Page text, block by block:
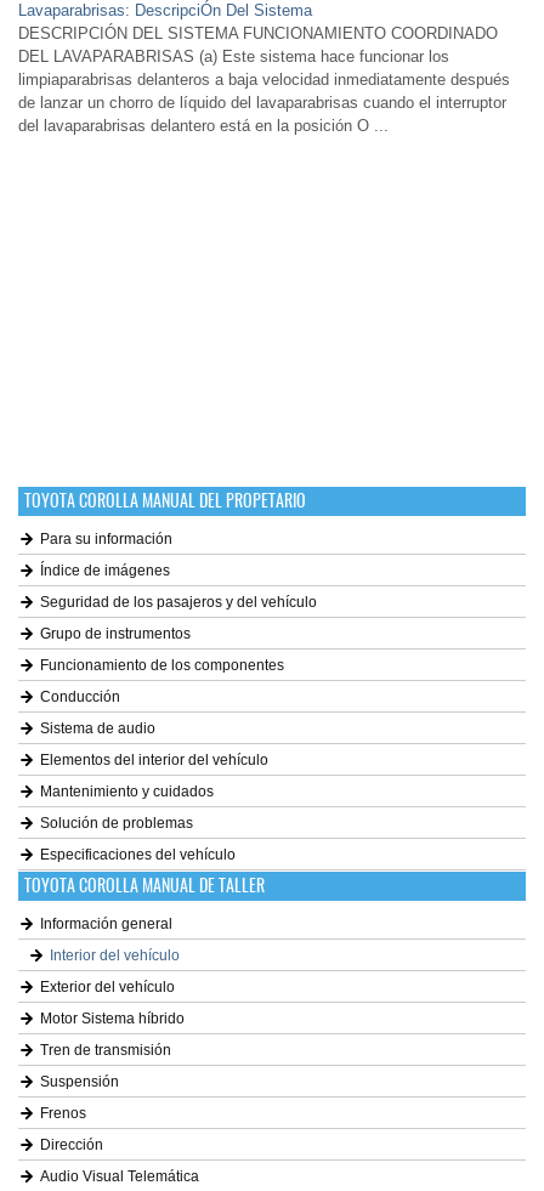
Lavaparabrisas: DescripciÓn Del Sistema
DESCRIPCIÓN DEL SISTEMA FUNCIONAMIENTO COORDINADO
DEL LAVAPARABRISAS (a) Este sistema hace funcionar los
limpiaparabrisas delanteros a baja velocidad inmediatamente después
de lanzar un chorro de líquido del lavaparabrisas cuando el interruptor
del lavaparabrisas delantero está en la posición O ...
TOYOTA COROLLA MANUAL DEL PROPETARIO
Para su información
Índice de imágenes
Seguridad de los pasajeros y del vehículo
Grupo de instrumentos
Funcionamiento de los componentes
Conducción
Sistema de audio
Elementos del interior del vehículo
Mantenimiento y cuidados
Solución de problemas
Especificaciones del vehículo
TOYOTA COROLLA MANUAL DE TALLER
Información general
Interior del vehículo
Exterior del vehículo
Motor Sistema híbrido
Tren de transmisión
Suspensión
Frenos
Dirección
Audio Visual Telemática